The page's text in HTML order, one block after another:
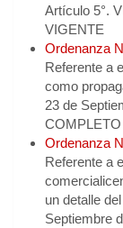
Artículo 5°.
VIGENTE
Ordenanza
Referente a
como
23 de
Ordenanza
Referente a
un detalle
Septiembre